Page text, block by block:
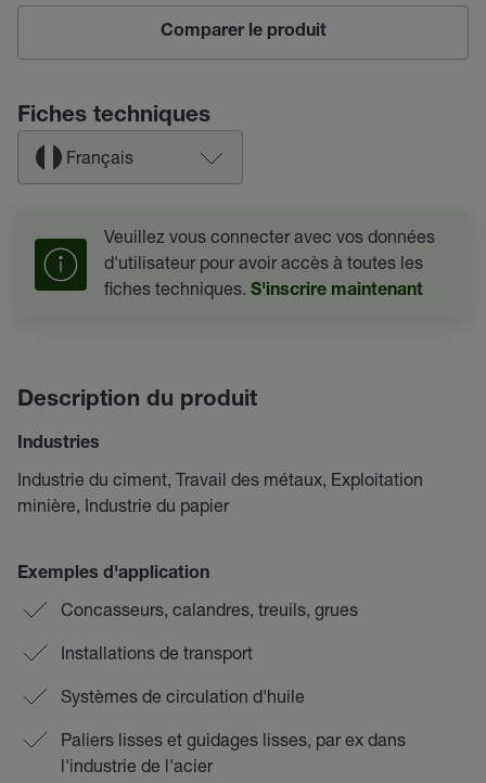
Comparer le produit
Fiches techniques
Français
Veuillez vous connecter avec vos données
d'utilisateur pour avoir accès à toutes les
fiches techniques. S'inscrire maintenant
Description du produit
Industries
Industrie du ciment, Travail des métaux, Exploitation
minière, Industrie du papier
Exemples d'application
Concasseurs, calandres, treuils, grues
Installations de transport
Systèmes de circulation d'huile
Paliers lisses et guidages lisses, par ex dans
l'industrie de l'acier